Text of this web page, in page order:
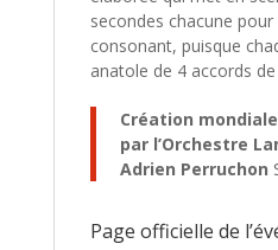
secondes chacune
consonant, puisque
anatole de 4 accords
Création
par l’Orchestre
Adrien Perruchon
Page officielle de